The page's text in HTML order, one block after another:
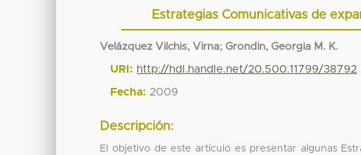
Estrategias Comunicativas de
Velázquez Vilchis, Virna; Grondin, Georgia M. K.
URI: http://hdl.handle.net/20.500.11799/38792
Fecha: 2009
Descripción:
El objetivo de este artículo es presentar algunas